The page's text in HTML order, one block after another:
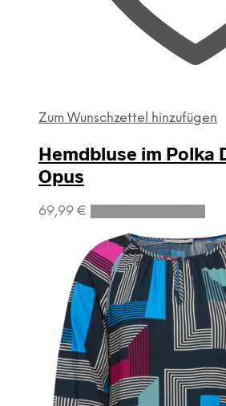
Zum Wunschzettel hinzufügen
Hemdbluse im Polka
Opus
69,99 €
auf.
Die
auf